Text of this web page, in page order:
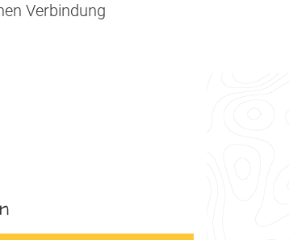
Verbindung